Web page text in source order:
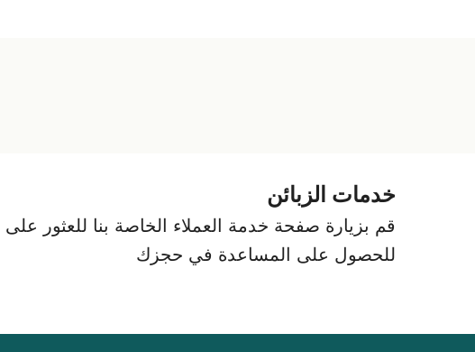
خدمات الزبائن
قم بزيارة صفحة خدمة العملاء الخاصة بنا للعثور على
للحصول على المساعدة في حجزك